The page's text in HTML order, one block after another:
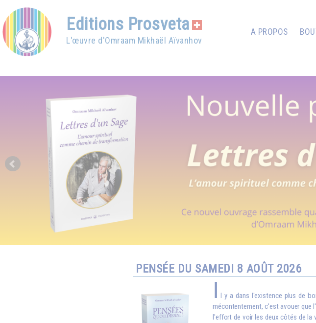
Editions Prosveta
L'œuvre d'Omraam Mikhaël Aïvanhov
A PROPOS
Prev
PENSÉE DU SAMEDI 8 AOÛT 2026
I l y a dans l'existence plus de
mécontentement, c'est avouer que
l'effort de voir les deux côtés de la